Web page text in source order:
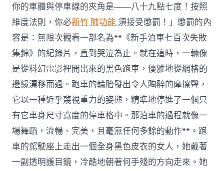
你的車體與停車線的夾角是——八十九點七度！按照
維度法則，你必新竹 肺功能 須接受懲罰！」懲罰的內
容是：無限次觀看一部名為**《新手泊車七百次失敗
集錦》的紀錄片，直到哭泣為止。就在這時，一輛像
是從科幻電影裡開出來的黑色跑車，優雅地從網格的
邊緣漂移而過。跑車的輪胎發出令人陶醉的摩擦聲，
它以一種近乎蔑視重力的姿態，精準地停進了一個只
有它車身尺寸寬度的停車格中。那泊車的過程就像一
場舞蹈，流暢、完美，且毫無任何多餘的動作**。跑
車的駕駛座上走出一個全身黑色皮衣的女人，她戴著
一副透明護目鏡，冷酷地朝著何手殘的方向走來。她